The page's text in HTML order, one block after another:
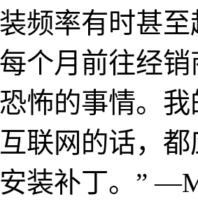
频率有时甚
个月前往经
怖的事情。
联网的话，
装补丁。”